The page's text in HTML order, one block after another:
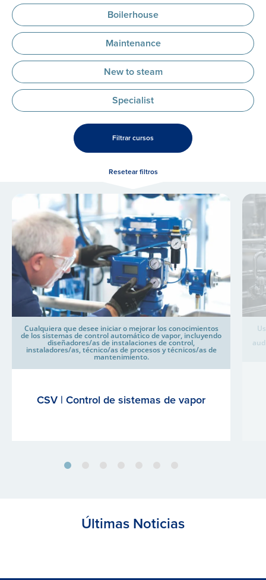
Boilerhouse
Maintenance
New to steam
Specialist
Filtrar cursos
Resetear filtros
Cualquiera que desee iniciar o mejorar los conocimientos
de los sistemas de control automático de vapor, incluyendo
diseñadores/as de instalaciones de control,
instaladores/as, técnico/as de procesos y técnicos/as de
mantenimiento.
CSV | Control de sistemas de vapor
Últimas Noticias